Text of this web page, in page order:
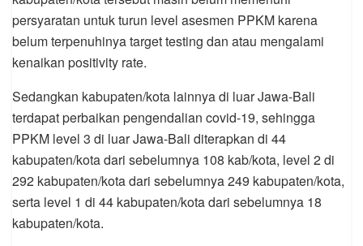
persyaratan untuk turun level asesmen PPKM karena
belum terpenuhinya target testing dan atau mengalami
kenaikan positivity rate.
Sedangkan kabupaten/kota lainnya di luar Jawa-Bali
terdapat perbaikan pengendalian covid-19, sehingga
PPKM level 3 di luar Jawa-Bali diterapkan di 44
kabupaten/kota dari sebelumnya 108 kab/kota, level 2 di
292 kabupaten/kota dari sebelumnya 249 kabupaten/kota,
serta level 1 di 44 kabupaten/kota dari sebelumnya 18
kabupaten/kota.